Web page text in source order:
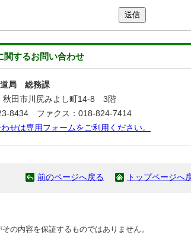
送信
関するお問い合わせ
道局 総務課
田市川尻みよし町14-8 3階
8434 ファクス：018-824-7414
せは専用フォームをご利用ください。
前のページへ戻る トップページへ
の内容を保証するものではありません。